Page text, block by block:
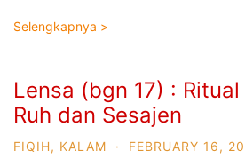
Selengkapnya >
Lensa (bgn 17) :
Ruh dan Sesajen
FIQIH, KALAM · FEBRUARY 16,